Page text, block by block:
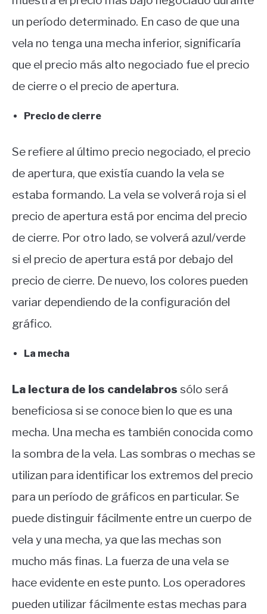
un período determinado. En caso de que una
vela no tenga una mecha inferior, significaría
que el precio más alto negociado fue el precio
de cierre o el precio de apertura.
Precio de cierre
Se refiere al último precio negociado, el precio
de apertura, que existía cuando la vela se
estaba formando. La vela se volverá roja si el
precio de apertura está por encima del precio
de cierre. Por otro lado, se volverá azul/verde
si el precio de apertura está por debajo del
precio de cierre. De nuevo, los colores pueden
variar dependiendo de la configuración del
gráfico.
La mecha
La lectura de los candelabros sólo será
beneficiosa si se conoce bien lo que es una
mecha. Una mecha es también conocida como
la sombra de la vela. Las sombras o mechas se
utilizan para identificar los extremos del precio
para un período de gráficos en particular. Se
puede distinguir fácilmente entre un cuerpo de
vela y una mecha, ya que las mechas son
mucho más finas. La fuerza de una vela se
hace evidente en este punto. Los operadores
pueden utilizar fácilmente estas mechas para